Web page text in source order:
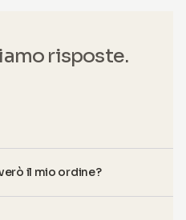
risposte.
il mio ordine?